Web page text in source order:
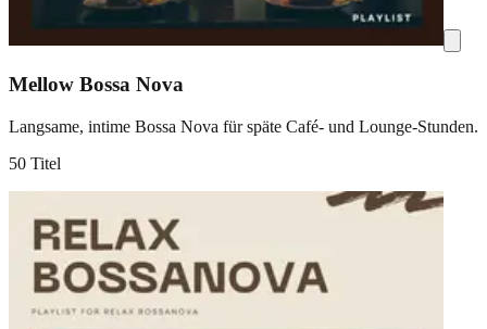
Mellow Bossa Nova
Langsame, intime Bossa Nova für späte Café- und Lounge-Stunden.
50 Titel